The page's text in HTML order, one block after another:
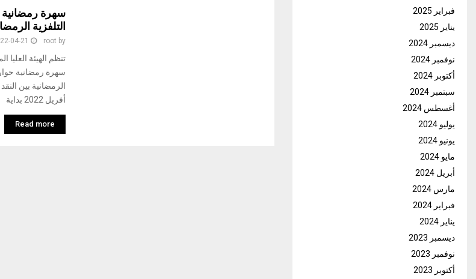
سهرة رمضانية
التلفزية
by
root
04-21
تنظم الهيئة
سهرة رمضانية
أفريل 2022 بداية
Read more
فبراير 2025
يناير 2025
ديسمبر 2024
نوفمبر 2024
أكتوبر 2024
سبتمبر 2024
أغسطس 2024
يوليو 2024
يونيو 2024
مايو 2024
أبريل 2024
مارس 2024
فبراير 2024
يناير 2024
ديسمبر 2023
نوفمبر 2023
أكتوبر 2023